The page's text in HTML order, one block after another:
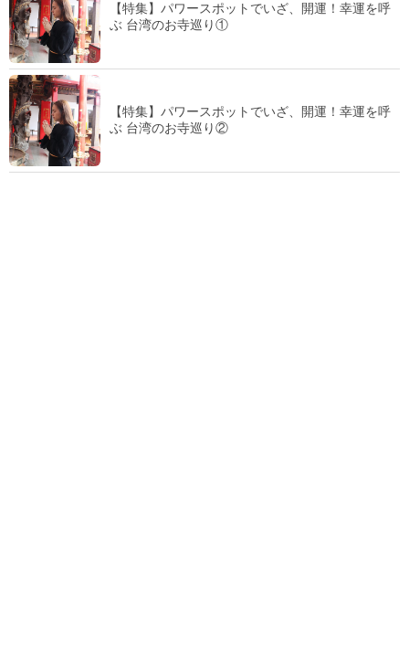
【特集】パワースポットでいざ、開運！幸運を呼
ぶ 台湾のお寺巡り①
【特集】パワースポットでいざ、開運！幸運を呼
ぶ 台湾のお寺巡り②